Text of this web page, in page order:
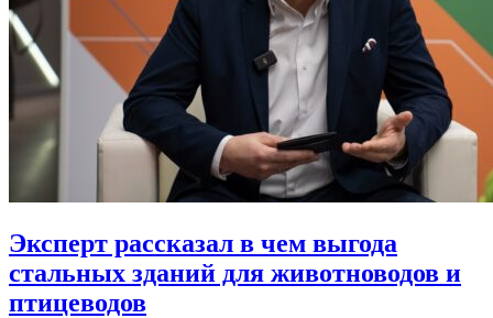
Эксперт рассказал в чем выгода
стальных зданий для животноводов и
птицеводов